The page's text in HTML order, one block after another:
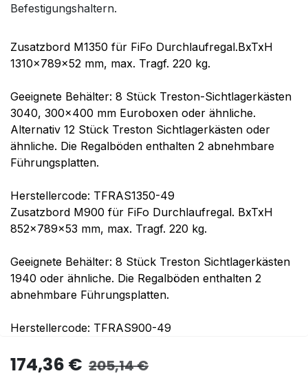
Befestigungshaltern.
Zusatzbord M1350 für FiFo Durchlaufregal.BxTxH
1310x789x52 mm, max. Tragf. 220 kg.
Geeignete Behälter: 8 Stück Treston-Sichtlagerkästen
3040, 300x400 mm Euroboxen oder ähnliche.
Alternativ 12 Stück Treston Sichtlagerkästen oder
ähnliche. Die Regalböden enthalten 2 abnehmbare
Führungsplatten.
Herstellercode: TFRAS1350-49
Zusatzbord M900 für FiFo Durchlaufregal. BxTxH
852x789x53 mm, max. Tragf. 220 kg.
Geeignete Behälter: 8 Stück Treston Sichtlagerkästen
1940 oder ähnliche. Die Regalböden enthalten 2
abnehmbare Führungsplatten.
Herstellercode: TFRAS900-49
174,36 € 205,14€